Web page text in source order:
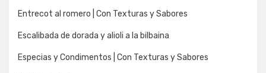
Entrecot al romero | Con Texturas y Sabores
Escalibada de dorada y alioli a la bilbaina
Especias y Condimentos | Con Texturas y Sabores